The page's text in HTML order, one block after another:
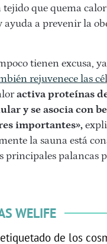
tejido que quema
a prevenir la
tienen excusa,
rejuvenece las
activa proteínas
y se asocia con
importantes»,
la sauna está
principales palancas
WELIFE
de los